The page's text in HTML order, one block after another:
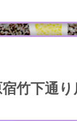
宿竹下通